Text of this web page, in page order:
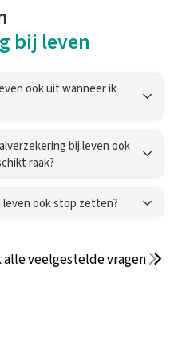
bij leven
ook uit wanneer ik
bij leven ook
raak?
leven ook stop zetten?
alle veelgestelde vragen